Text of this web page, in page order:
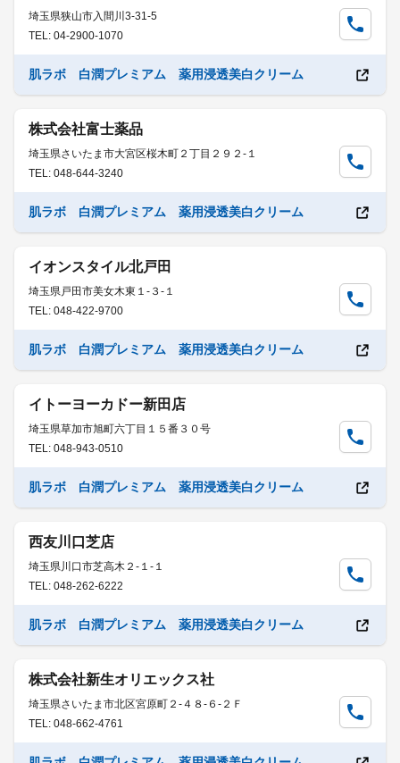
埼玉県狭山市入間川3-31-5
TEL: 04-2900-1070
肌ラボ 白潤プレミアム 薬用浸透美白クリーム
株式会社富士薬品
埼玉県さいたま市大宮区桜木町２丁目２９２-１
TEL: 048-644-3240
肌ラボ 白潤プレミアム 薬用浸透美白クリーム
イオンスタイル北戸田
埼玉県戸田市美女木東１-３-１
TEL: 048-422-9700
肌ラボ 白潤プレミアム 薬用浸透美白クリーム
イトーヨーカドー新田店
埼玉県草加市旭町六丁目１５番３０号
TEL: 048-943-0510
肌ラボ 白潤プレミアム 薬用浸透美白クリーム
西友川口芝店
埼玉県川口市芝高木２-１-１
TEL: 048-262-6222
肌ラボ 白潤プレミアム 薬用浸透美白クリーム
株式会社新生オリエックス社
埼玉県さいたま市北区宮原町２-４８-６-２Ｆ
TEL: 048-662-4761